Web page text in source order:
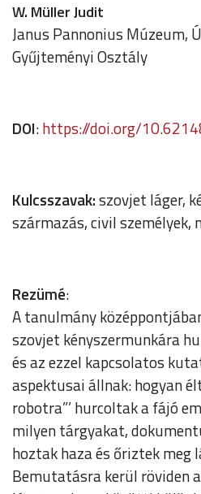
W. Müller Judit
Janus Pannonius Múzeum,
Gyűjteményi Osztály
DOI:https://doi.org/
Kulcsszavak:szovjet láger,
származás, civil személyek,
Rezümé:
A tanulmány
szovjet kényszermunkára
és az ezzel kapcsolatos
aspektusai állnak: hogyan
robotra”’ hurcoltak a fájó
milyen tárgyakat,
hoztak haza és őriztek meg
Bemutatásra kerül röviden a